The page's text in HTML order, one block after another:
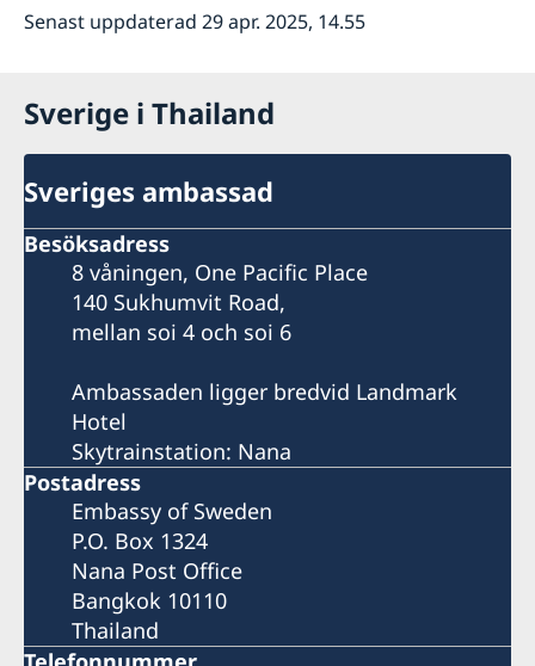
Senast uppdaterad 29 apr. 2025, 14.55
Sverige i Thailand
Sveriges ambassad
Besöksadress
8 våningen, One Pacific Place
140 Sukhumvit Road,
mellan soi 4 och soi 6
Ambassaden ligger bredvid Landmark
Hotel
Skytrainstation: Nana
Postadress
Embassy of Sweden
P.O. Box 1324
Nana Post Office
Bangkok 10110
Thailand